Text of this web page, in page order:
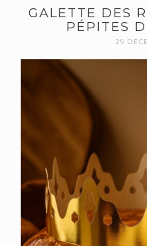
GALETTE DES
PÉPITES
29